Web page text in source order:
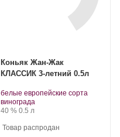
Коньяк Жан-Жак
КЛАССИК 3-летний 0.5л
Производитель:
Группа
компаний
.
Сорт
винограда:
белые европейские сорта
винограда.
Крепость
40 %. Объем
0.5 л
Товар распродан